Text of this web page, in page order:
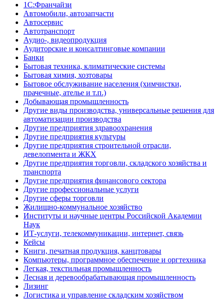
1С:Франчайзи
Автомобили, автозапчасти
Автосервис
Автотранспорт
Аудио-, видеопродукция
Аудиторские и консалтинговые компании
Банки
Бытовая техника, климатические системы
Бытовая химия, хозтовары
Бытовое обслуживание населения (химчистки,
прачечные, ателье и т.п.)
Добывающая промышленность
Другие виды производства, универсальные решения для
автоматизации производства
Другие предприятия здравоохранения
Другие предприятия культуры
Другие предприятия строительной отрасли,
девелопмента и ЖКХ
Другие предприятия торговли, складского хозяйства и
транспорта
Другие предприятия финансового сектора
Другие профессиональные услуги
Другие сферы торговли
Жилищно-коммунальное хозяйство
Институты и научные центры Российской Академии
Наук
ИТ-услуги, телекоммуникации, интернет, связь
Кейсы
Книги, печатная продукция, канцтовары
Компьютеры, программное обеспечение и оргтехника
Легкая, текстильная промышленность
Лесная и деревообрабатывающая промышленность
Лизинг
Логистика и управление складским хозяйством